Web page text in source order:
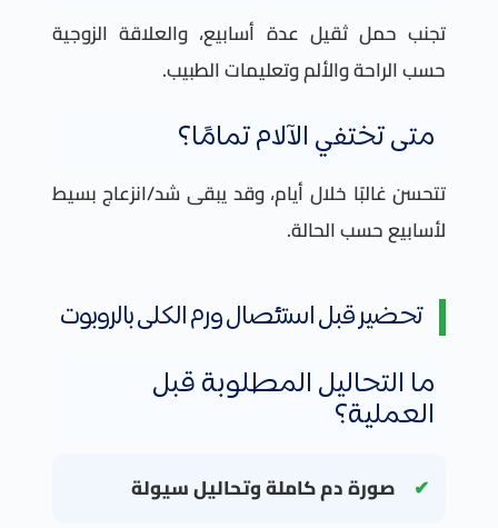
تجنب حمل ثقيل عدة أسابيع، والعلاقة الزوجية
حسب الراحة والألم وتعليمات الطبيب.
متى تختفي الآلام تمامًا؟
تتحسن غالبًا خلال أيام، وقد يبقى شد/انزعاج بسيط
لأسابيع حسب الحالة.
تحضير قبل استئصال ورم الكلى بالروبوت
ما التحاليل المطلوبة قبل
العملية؟
صورة دم كاملة وتحاليل سيولة